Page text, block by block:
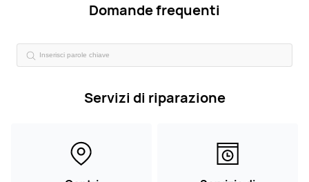
Domande frequenti
Servizi di riparazione